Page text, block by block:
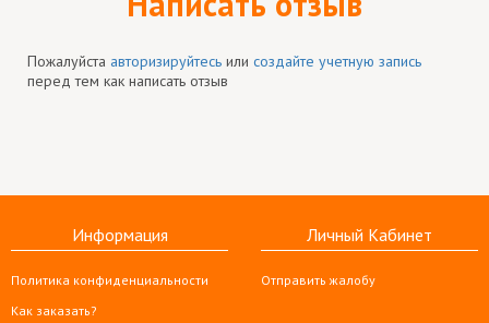
Пожалуйста авторизируйтесь или создайте учетную запись
перед тем как написать отзыв
Информация
Политика конфиденциальности
Как заказать?
Личный Кабинет
Отправить жалобу